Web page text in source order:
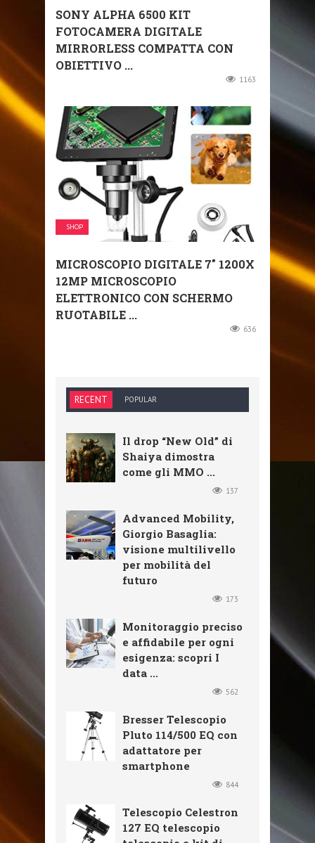
SONY ALPHA 6500 KIT
FOTOCAMERA DIGITALE
MIRRORLESS COMPATTA CON
OBIETTIVO ...
1163
SHOP
MICROSCOPIO DIGITALE 7″ 1200X
12MP MICROSCOPIO
ELETTRONICO CON SCHERMO
RUOTABILE ...
636
RECENT POPULAR
Il drop “New Old” di
Shaiya dimostra
come gli MMO ...
137
Advanced Mobility,
Giorgio Basaglia:
visione multilivello
per mobilità del
futuro
173
Monitoraggio preciso
e affidabile per ogni
esigenza: scopri I
data ...
562
Bresser Telescopio
Pluto 114/500 EQ con
adattatore per
smartphone
844
Telescopio Celestron
127 EQ telescopio